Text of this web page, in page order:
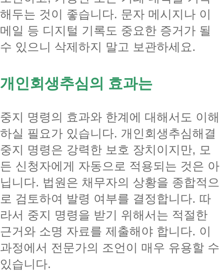
해두는 것이 좋습니다. 문자 메시지나 이
메일 등 디지털 기록도 중요한 증거가 될
수 있으니 삭제하지 말고 보관하세요.
개인회생추심의 효과는
중지 명령의 효과와 한계에 대해서도 이해
하실 필요가 있습니다. 개인회생추심해결
중지 명령은 강력한 보호 장치이지만, 모
든 신청자에게 자동으로 적용되는 것은 아
닙니다. 법원은 채무자의 상황을 종합적으
로 검토하여 발령 여부를 결정합니다. 따
라서 중지 명령을 받기 위해서는 적절한
근거와 소명 자료를 제출해야 합니다. 이
과정에서 전문가의 조언이 매우 유용할 수
있습니다.